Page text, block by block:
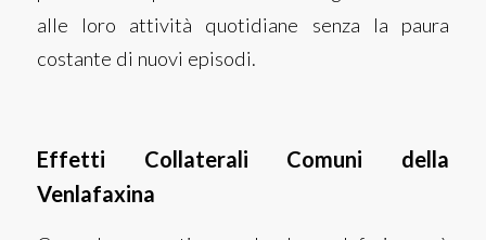
alle loro attività quotidiane senza la paura
costante di nuovi episodi.
Effetti Collaterali Comuni della
Venlafaxina